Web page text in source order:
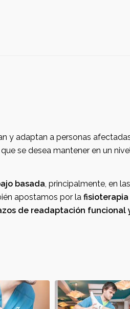
nivel
trabajo basada, principalmente, en las
apostamos por la fisioterapia